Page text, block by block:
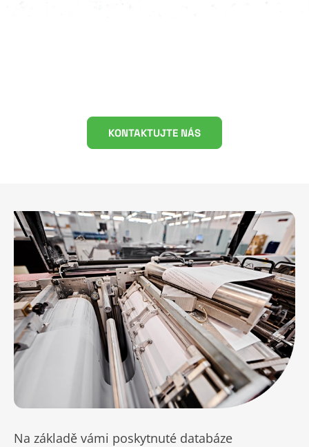
KONTAKTUJTE NÁS
Na základě vámi poskytnuté databáze